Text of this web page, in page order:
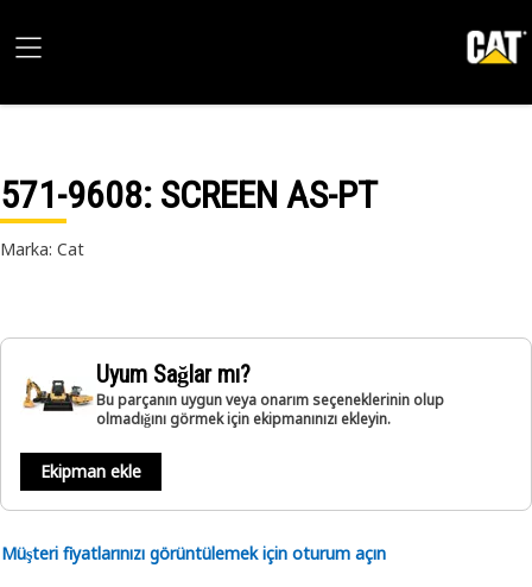
571-9608: SCREEN AS-PT
Marka: Cat
Uyum Sağlar mı?
Bu parçanın uygun veya onarım seçeneklerinin olup
olmadığını görmek için ekipmanınızı ekleyin.
Ekipman ekle
Müşteri fiyatlarınızı görüntülemek için oturum açın